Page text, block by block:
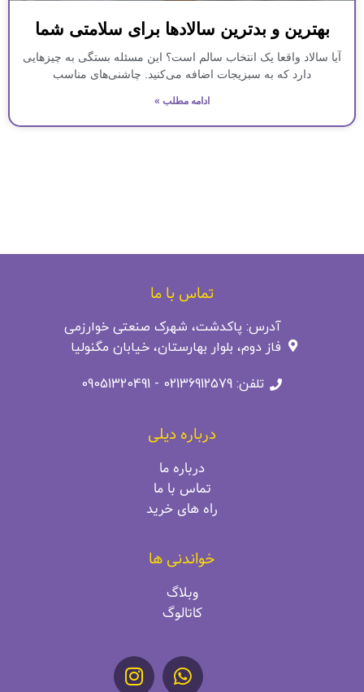
بهترین و بدترین سالادها برای سلامتی شما
آیا سالاد واقعا یک انتخاب سالم است؟ این مسئله بستگی به چیزهایی
دارد که به سبزیجات اضافه می‌کنید. چاشنی‌های مناسب
ادامه مطلب »
تماس با ما
آدرس: پاکدشت، شهرک صنعتی خوارزمی
فاز دوم، بلوار بهارستان، خیابان مگنولیا
تلفن: 02136912579 - 09051320491
درباره دیلی
درباره ما
تماس با ما
راه‌ های خرید
خواندنی ها
وبلاگ
کاتالوگ